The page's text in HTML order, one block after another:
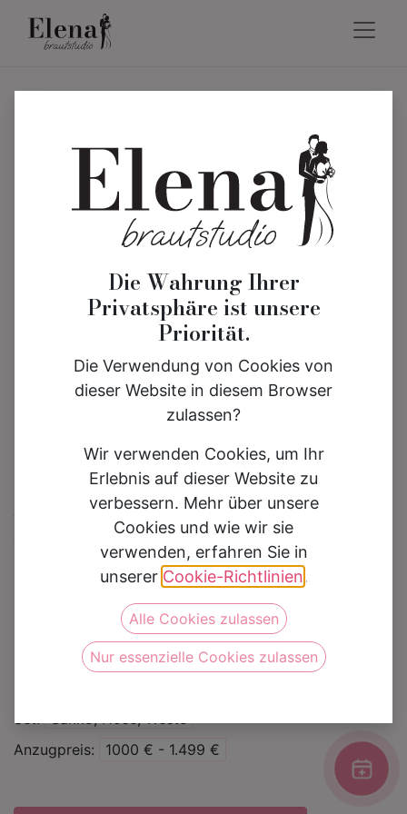
Hochzeitsanzug 23108a
Auf die Wunschliste
Hochzeitsanzüge
Immediate Fashion
Set
Sakko, Hose, Weste
Anzugpreis
1000 € - 1.499 €
Die Wahrung Ihrer
Privatsphäre ist unsere
Priorität.
Die Verwendung von Cookies von
dieser Website in diesem Browser
zulassen?
Wir verwenden Cookies, um Ihr
Erlebnis auf dieser Website zu
verbessern. Mehr über unsere
Cookies und wie wir sie
verwenden, erfahren Sie in
unserer Cookie-Richtlinien.
Alle Cookies zulassen
Nur essenzielle Cookies zulassen